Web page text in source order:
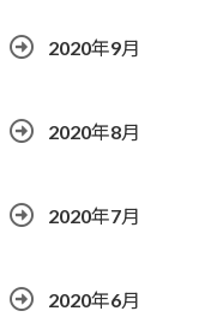
2020年9月
2020年8月
2020年7月
2020年6月